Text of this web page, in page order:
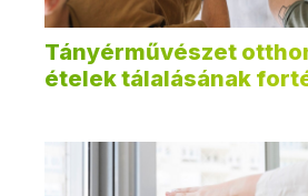
Tányérművészet
ételek tálalásának